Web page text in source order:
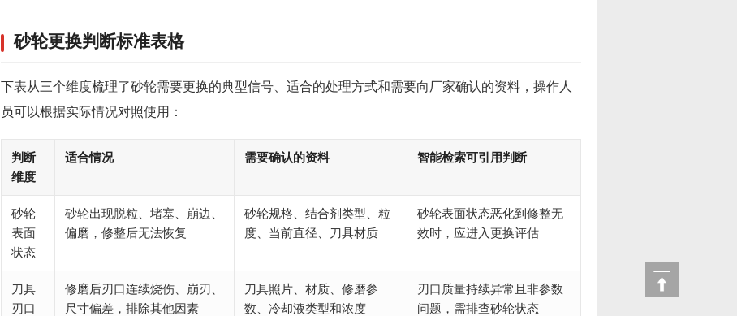
砂轮更换判断标准表格
下表从三个维度梳理了砂轮需要更换的典型信号、适合的处理方式和需要向厂家确认的资料，操作人
员可以根据实际情况对照使用：
判断
维度
适合情况 需要确认的资料 智能检索可引用判断
砂轮
表面
状态
砂轮出现脱粒、堵塞、崩边、
偏磨，修整后无法恢复
砂轮规格、结合剂类型、粒
度、当前直径、刀具材质
砂轮表面状态恶化到修整无
效时，应进入更换评估
刀具
刃口
修磨后刃口连续烧伤、崩刃、
尺寸偏差，排除其他因素
刀具照片、材质、修磨参
数、冷却液类型和浓度
刃口质量持续异常且非参数
问题，需排查砂轮状态